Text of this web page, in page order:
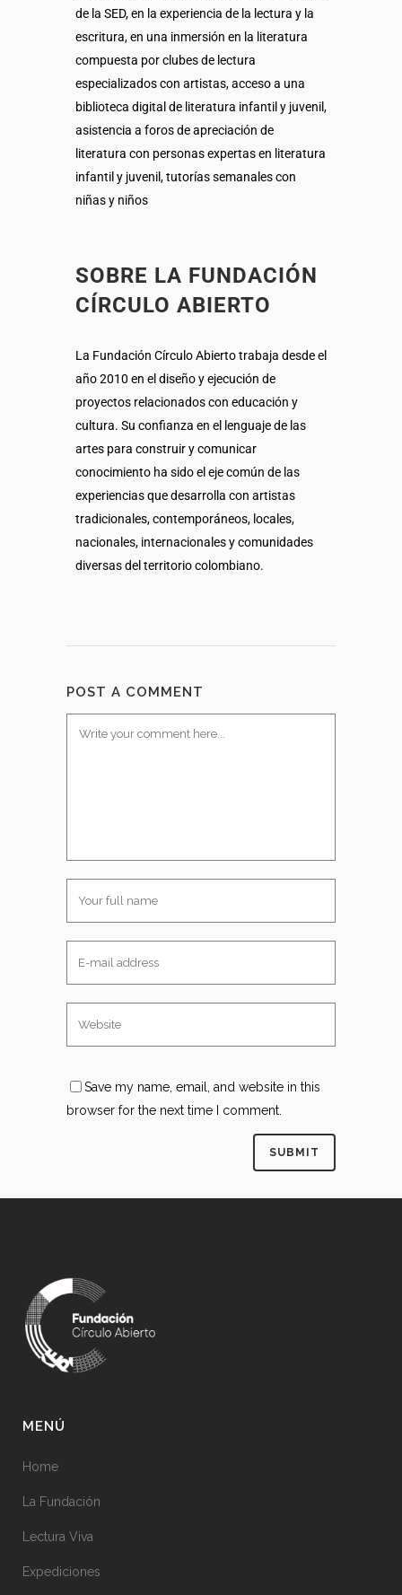
de la SED, en la experiencia de la lectura y la
escritura, en una inmersión en la literatura
compuesta por clubes de lectura
especializados con artistas, acceso a una
biblioteca digital de literatura infantil y juvenil,
asistencia a foros de apreciación de
literatura con personas expertas en literatura
infantil y juvenil, tutorías semanales con
niñas y niños
SOBRE LA FUNDACIÓN
CÍRCULO ABIERTO
La Fundación Círculo Abierto trabaja desde el
año 2010 en el diseño y ejecución de
proyectos relacionados con educación y
cultura. Su confianza en el lenguaje de las
artes para construir y comunicar
conocimiento ha sido el eje común de las
experiencias que desarrolla con artistas
tradicionales, contemporáneos, locales,
nacionales, internacionales y comunidades
diversas del territorio colombiano.
POST A COMMENT
Save my name, email, and website in this
browser for the next time I comment.
MENÚ
Home
La Fundación
Lectura Viva
Expediciones